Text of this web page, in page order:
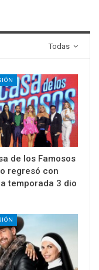
Todas
de los Famosos
regresó con
temporada 3 dio